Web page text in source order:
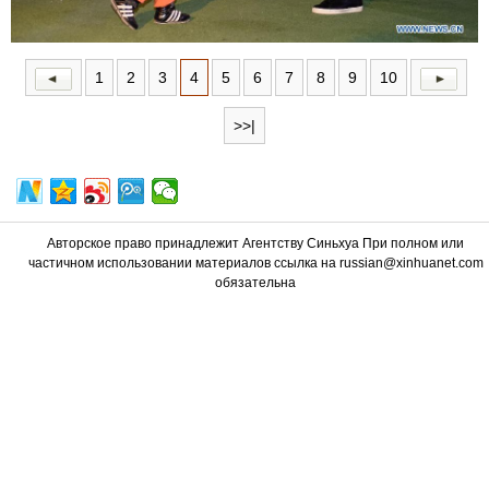
1 2 3 4 5 6 7 8 9 10
>>|
Авторское право принадлежит Агентству Синьхуа При полном или
частичном использовании материалов ссылка на russian@xinhuanet.com
обязательна